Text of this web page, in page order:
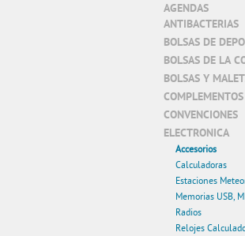
AGENDAS
ANTIBACTERIAS
BOLSAS DE
BOLSAS DE LA
BOLSAS Y
COMPLEMENTOS
CONVENCIONES
ELECTRONICA
Accesorios
Calculadoras
Estaciones
Memorias USB,
Radios
Relojes